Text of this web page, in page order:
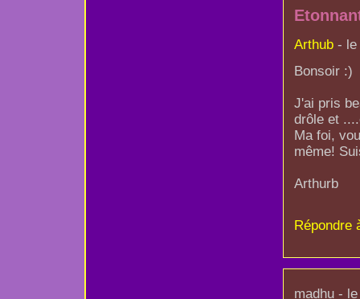
Arthub- le
Bonsoir :)
J'ai pris
drôle et
Ma foi,
même!
Arthurb
Répondre
madhu -